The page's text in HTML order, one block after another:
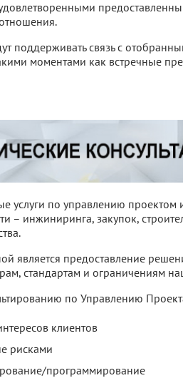
поддерживать связь с
моментами как встречные
услуги по управлению
– инжиниринга, закупок,
является предоставление
стандартам и ограничениям
по Управлению
клиентов
рисками
программирование